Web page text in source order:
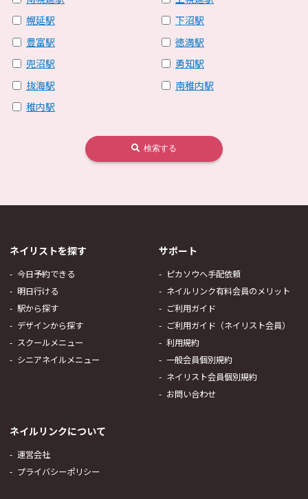
幌延駅
下沼駅
豊富駅
徳満駅
兜沼駅
勇知駅
抜海駅
南稚内駅
稚内駅
検索する
ネイリストを探す
今日予約できる
明日行ける
駅から探す
デザインから探す
スクールメニュー
シニアネイルメニュー
サポート
ピカソウへ手配依頼
ネイルリンク有料会員のメリット
ご利用ガイド
ご利用ガイド（ネイリスト会員）
利用規約
一般会員個別規約
ネイリスト会員個別規約
お問い合わせ
ネイルリンクについて
運営会社
プライバシーポリシー